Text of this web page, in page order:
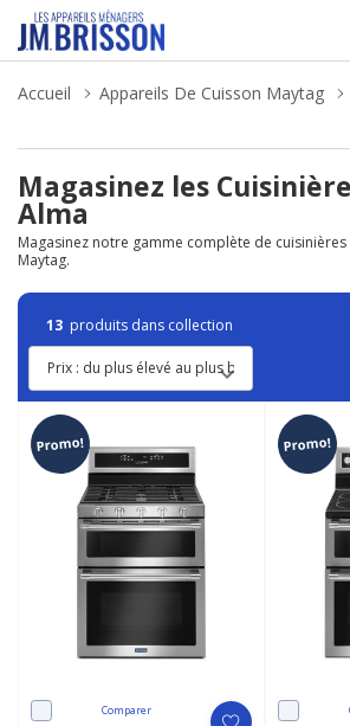
Accueil Appareils De Cuisson Maytag
Magasinez les
Alma
Magasinez notre gamme complète de
Maytag.
13 produits dans collection
Promo!
Comparer
Promo!